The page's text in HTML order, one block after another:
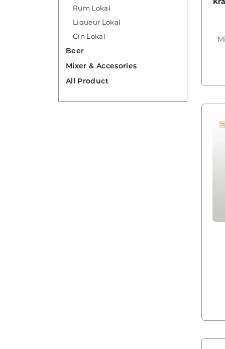
Rum Lokal
Liqueur Lokal
Gin Lokal
Beer
Mixer & Accesories
All Product